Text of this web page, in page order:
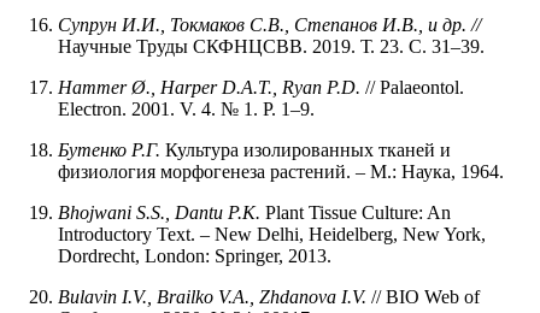
Супрун И.И., Токмаков С.В., Степанов И.В., и др. //
Научные Труды СКФНЦСВВ. 2019. Т. 23. С. 31–39.
Hammer Ø., Harper D.A.T., Ryan P.D. // Palaeontol.
Electron. 2001. V. 4. № 1. P. 1–9.
Бутенко Р.Г. Культура изолированных тканей и
физиология морфогенеза растений. – М.: Наука, 1964.
Bhojwani S.S., Dantu P.K. Plant Tissue Culture: An
Introductory Text. – New Delhi, Heidelberg, New York,
Dordrecht, London: Springer, 2013.
Bulavin I.V., Brailko V.A., Zhdanova I.V. // BIO Web of